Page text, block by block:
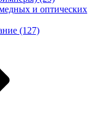
и оптических
(127)